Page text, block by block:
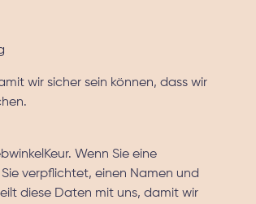
wir sicher sein können, dass wir
Wenn Sie eine
verpflichtet, einen Namen und
diese Daten mit uns, damit wir